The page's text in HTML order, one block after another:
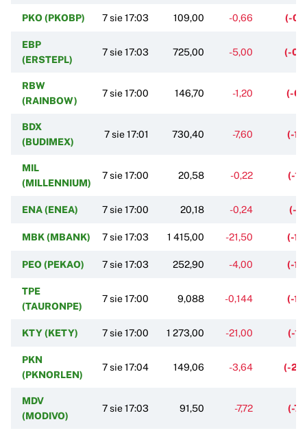
PKO (PKOBP) 7 sie 17:03 109,00 -0,66 (-
EBP
(ERSTEPL)
7 sie 17:03 725,00 -5,00 (-
RBW
(RAINBOW)
7 sie 17:00 146,70 -1,20 (-
BDX
(BUDIMEX)
7 sie 17:01 730,40 -7,60 (-
MIL
(MILLENNIUM)
7 sie 17:00 20,58 -0,22 (-
ENA (ENEA) 7 sie 17:00 20,18 -0,24 (-
MBK (MBANK) 7 sie 17:03 1 415,00 -21,50 (-
PEO (PEKAO) 7 sie 17:03 252,90 -4,00 (-
TPE
(TAURONPE)
7 sie 17:00 9,088 -0,144 (-
KTY (KETY) 7 sie 17:00 1 273,00 -21,00 (-
PKN
(PKNORLEN)
7 sie 17:04 149,06 -3,64 (-
MDV
(MODIVO)
7 sie 17:03 91,50 -7,72 (-